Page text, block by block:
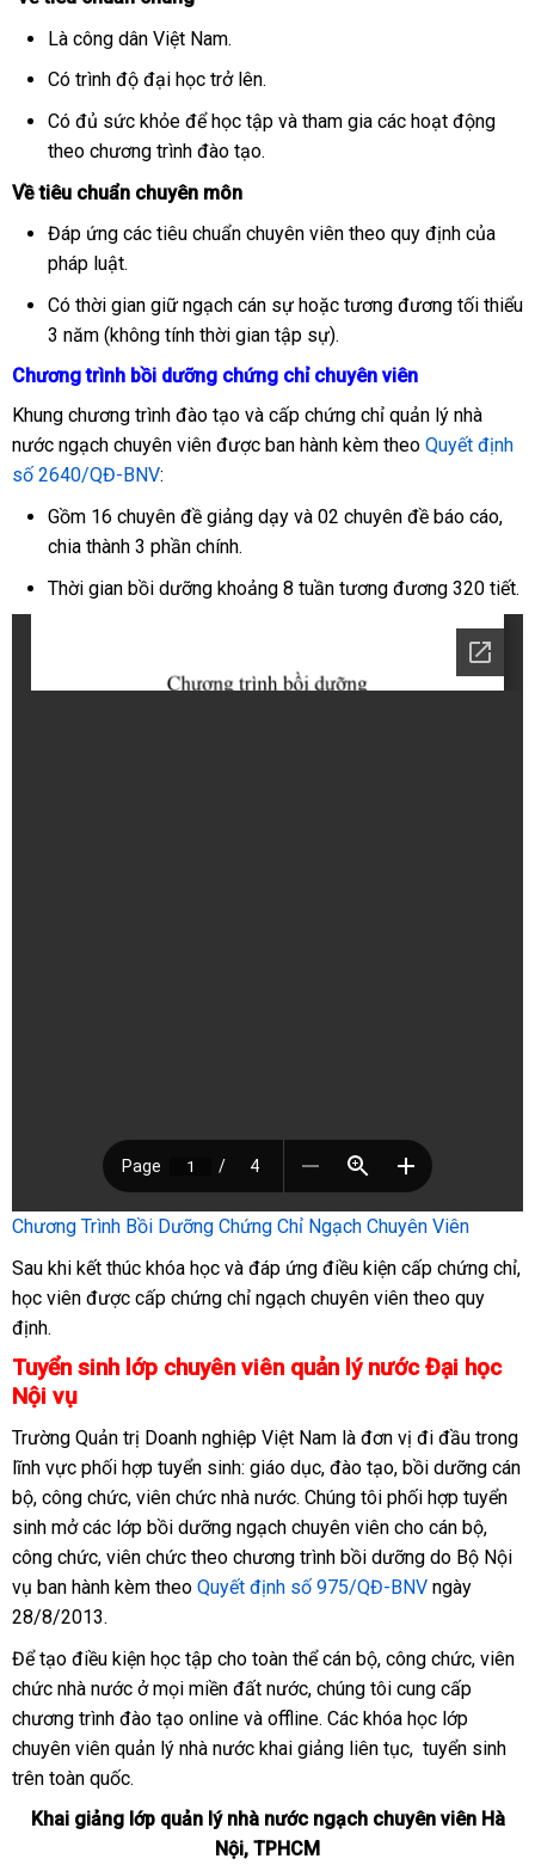
Là công dân Việt Nam.
Có trình độ đại học trở lên.
Có đủ sức khỏe để học tập và tham gia các hoạt động
theo chương trình đào tạo.
Về tiêu chuẩn chuyên môn
Đáp ứng các tiêu chuẩn chuyên viên theo quy định của
pháp luật.
Có thời gian giữ ngạch cán sự hoặc tương đương tối thiểu
3 năm (không tính thời gian tập sự).
Chương trình bồi dưỡng chứng chỉ chuyên viên
Khung chương trình đào tạo và cấp chứng chỉ quản lý nhà
nước ngạch chuyên viên được ban hành kèm theo Quyết định
số 2640/QĐ-BNV:
Gồm 16 chuyên đề giảng dạy và 02 chuyên đề báo cáo,
chia thành 3 phần chính.
Thời gian bồi dưỡng khoảng 8 tuần tương đương 320 tiết.
Chương Trình Bồi Dưỡng Chứng Chỉ Ngạch Chuyên Viên
Sau khi kết thúc khóa học và đáp ứng điều kiện cấp chứng chỉ,
học viên được cấp chứng chỉ ngạch chuyên viên theo quy
định.
Tuyển sinh lớp chuyên viên quản lý nước Đại học
Nội vụ
Trường Quản trị Doanh nghiệp Việt Nam là đơn vị đi đầu trong
lĩnh vực phối hợp tuyển sinh: giáo dục, đào tạo, bồi dưỡng cán
bộ, công chức, viên chức nhà nước. Chúng tôi phối hợp tuyển
sinh mở các lớp bồi dưỡng ngạch chuyên viên cho cán bộ,
công chức, viên chức theo chương trình bồi dưỡng do Bộ Nội
vụ ban hành kèm theo Quyết định số 975/QĐ-BNVngày
28/8/2013.
Để tạo điều kiện học tập cho toàn thể cán bộ, công chức, viên
chức nhà nước ở mọi miền đất nước, chúng tôi cung cấp
chương trình đào tạo online và offline. Các khóa học lớp
chuyên viên quản lý nhà nước khai giảng liên tục, tuyển sinh
trên toàn quốc.
Khai giảng lớp quản lý nhà nước ngạch chuyên viên Hà
Nội, TPHCM